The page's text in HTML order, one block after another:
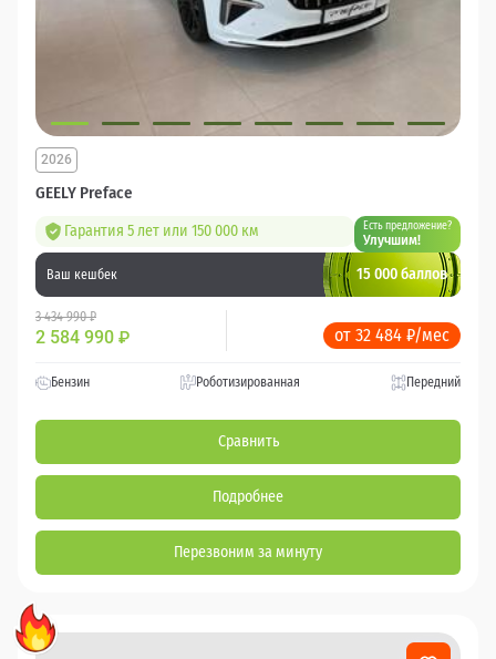
GEELY Preface
2026
Гарантия 5 лет или 150 000 км Есть предложение?
Улучшим!
Ваш кешбек 15 000 баллов
3 434 990 ₽
2 584 990 ₽ от 32 484 ₽/мес
Бензин Роботизированная Передний
Сравнить
Подробнее
Перезвоним за минуту